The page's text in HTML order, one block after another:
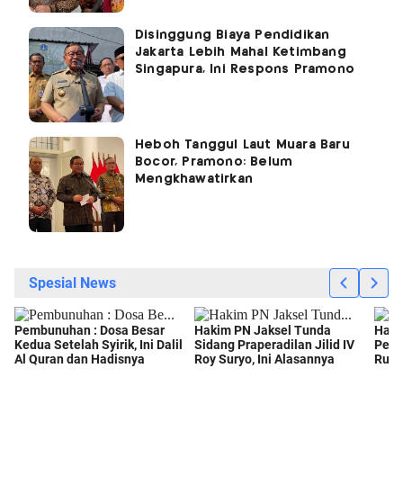
Disinggung Biaya Pendidikan
Jakarta Lebih Mahal Ketimbang
Singapura, Ini Respons Pramono
Heboh Tanggul Laut Muara Baru
Bocor, Pramono: Belum
Mengkhawatirkan